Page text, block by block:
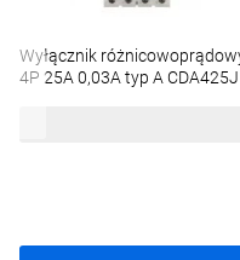
Wyłącznik
4P 25A 0,03A typ A CDA425J